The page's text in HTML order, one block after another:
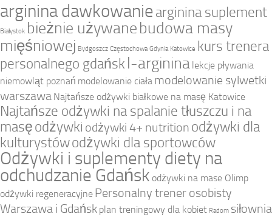
arginina dawkowaniearginina suplement
Białystok bieżnie używanebudowa masy
mięśniowej Bydgoszcz Częstochowa Gdynia Katowice kurs trenera
personalnego gdańsk l-arginina lekcje pływania
niemowląt poznań modelowanie ciała modelowanie sylwetki
warszawa Najtańsze odżywki białkowe na masę Katowice
Najtańsze odżywki na spalanie tłuszczu i na
masęodżywki odżywki 4+ nutrition odżywki dla
kulturystówodżywki dla sportowców
Odżywki i suplementy diety na
odchudzanie Gdańsk odżywki na mase Olimp
odżywki regeneracyjne Personalny trener osobisty
Warszawa i Gdańsk plan treningowy dla kobiet Radom siłownia